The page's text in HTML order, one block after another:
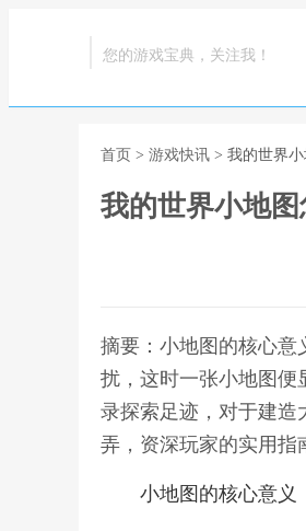
您的游戏宝典，关注我！
首页 > 游戏快讯 > 我的世界
我的世界小地
摘要：小地图的核心意
扰，这时一张小地图便
录探索足迹，对于建造
弄，资深玩家的实用指
小地图的核心意义